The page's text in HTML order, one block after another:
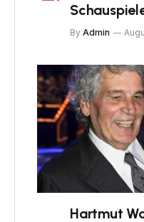
By Admin
Hartmut